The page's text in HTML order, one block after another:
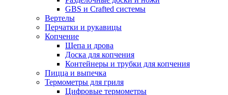
GBS и Crafted системы
Вертелы
Перчатки и рукавицы
Копчение
Щепа и дрова
Доска для копчения
Контейнеры и трубки для копчения
Пицца и выпечка
Термометры для гриля
Цифровые термометры